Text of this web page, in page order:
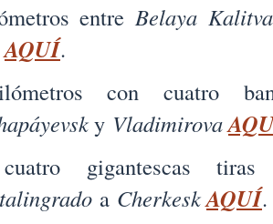
entre Belaya
AQUÍ.
con cuatro
y Vladimirova
gigantescas
a CherkeskAQUÍ.